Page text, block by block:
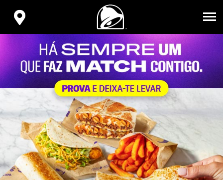
ENCONTRA
VOLVER
AL
INICIO